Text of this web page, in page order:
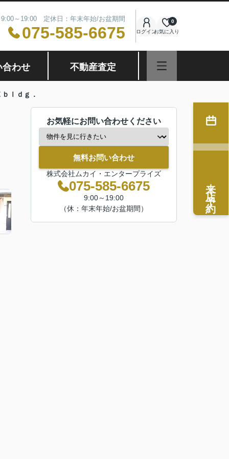
～19:00 定休日：年末年始/お盆期間
075-585-6675 ログインお気に入り
0
合わせ 不動産査定
ｌｄｇ．
お気軽にお問い合わせください
無料お問い合わせ
株式会社ムカイ・エンタープライズ
075-585-6675
9:00～19:00
（休：年末年始/お盆期間）
来店予約